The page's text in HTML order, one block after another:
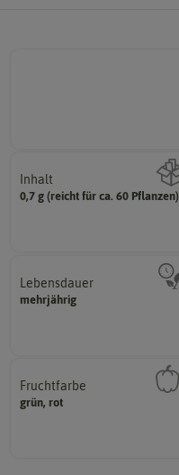
Inhalt
0,7 g (reicht für ca. 60 Pflanzen)
Wie viel ist enthalten
Lebensdauer
mehrjährig
einjährig, zweijährig oder
mehrjährig.
Fruchtfarbe
grün, rot
sie nach dem Reifungsprozess
hat.